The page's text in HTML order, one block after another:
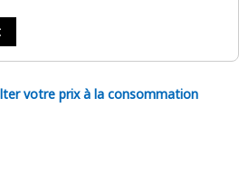
votre prix à la consommation